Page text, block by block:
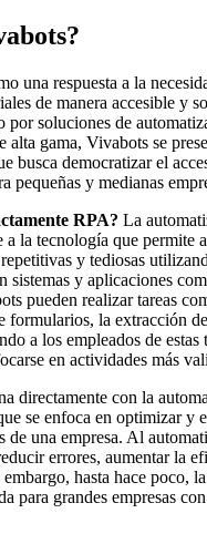
una respuesta a la
de manera accesible y
por soluciones de
alta gama, Vivabots se
busca democratizar el
pequeñas y medianas
RPA? La
a la tecnología que permite
y tediosas
sistemas y aplicaciones
pueden realizar tareas
formularios, la extracción
a los empleados de estas
en actividades más
directamente con la
se enfoca en optimizar y
de una empresa. Al
errores, aumentar la
hasta hace poco,
para grandes empresas